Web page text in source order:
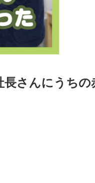
さんにうちの